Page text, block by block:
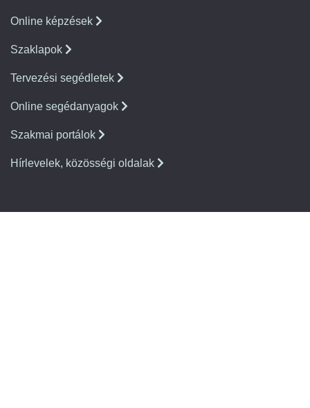
Online képzések
Szaklapok
Tervezési segédletek
Online segédanyagok
Szakmai portálok
Hírlevelek, közösségi oldalak